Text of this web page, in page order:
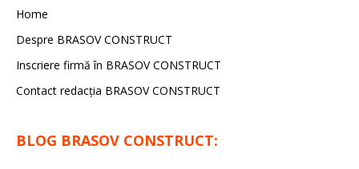
Home
Despre BRASOV CONSTRUCT
Inscriere firmă în BRASOV CONSTRUCT
Contact redacţia BRASOV CONSTRUCT
BLOG BRASOV CONSTRUCT: